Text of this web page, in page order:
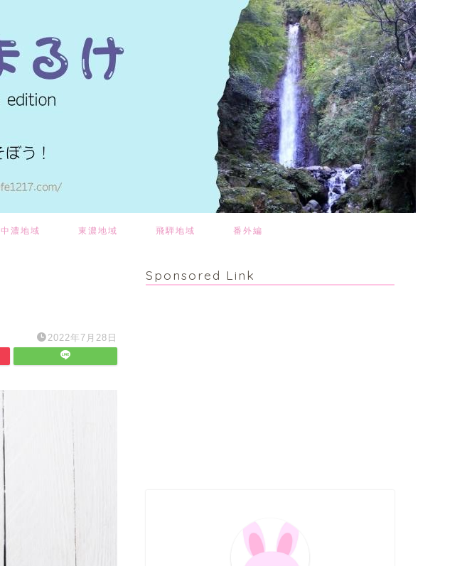
中濃地域 東濃地域 飛騨地域 番外編
2022年7月28日
Sponsored Link